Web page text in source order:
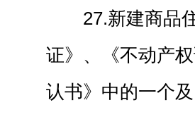
27.新建商品
证》、《不动产
认书》中的一个